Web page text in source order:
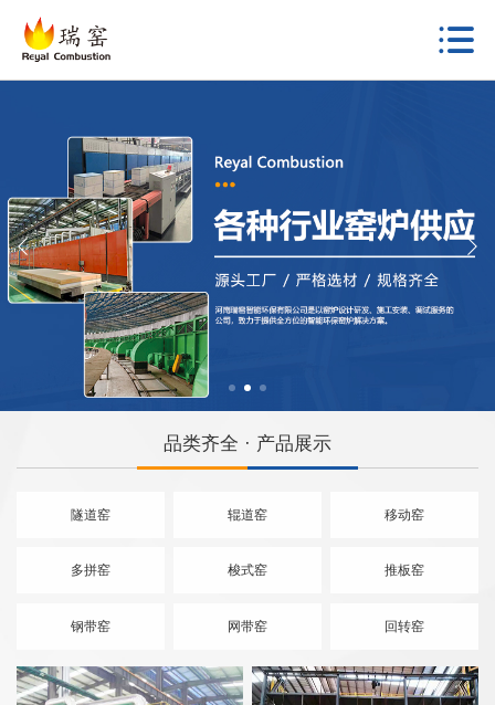
品类齐全 · 产品展示
隧道窑 辊道窑 移动窑
多拼窑 梭式窑 推板窑
钢带窑 网带窑 回转窑